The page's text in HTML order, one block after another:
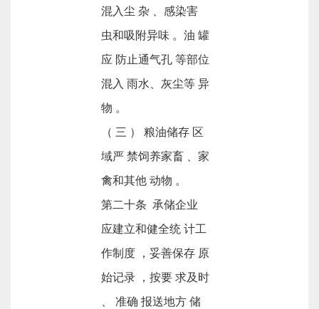
混入尘 杂 、感染害
虫和吸附异味 。油 罐
应 防止通气孔 等部位
混入 雨水、灰尘等 异
物 。
（ 三 ） 粮油储存 区
域严 禁饲养家畜 、家
禽和其他 动物 。
第二十条 承储企业
应建立和健全统 计工
作制度 ，妥善保存 原
始记录 ，按要 求及时
、 准确 报送地方 储